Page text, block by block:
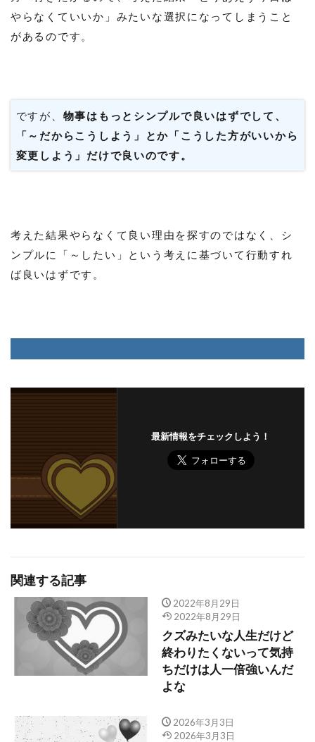
やらなくていいか」みたいな選択になってしまうこと
があるのです。
ですが、 物事はもっとシンプルで良いはずでして、
「～だからこうしよう」とか「こうした方がいいから
変更しよう」だけで良いのです。
考えた結果やらなくて良い理由を探すのではなく、シ
ンプルに「～したい」という考えに基づいて行動すれ
ば良いはずです。
最新情報をチェックしよう！
関連する記事
2022年8月29日
2022年8月29日
クズみたいな人生だけど
終わりたくないって気持
ちだけは人一倍強いんだ
よな
2026年3月3日
2026年3月3日